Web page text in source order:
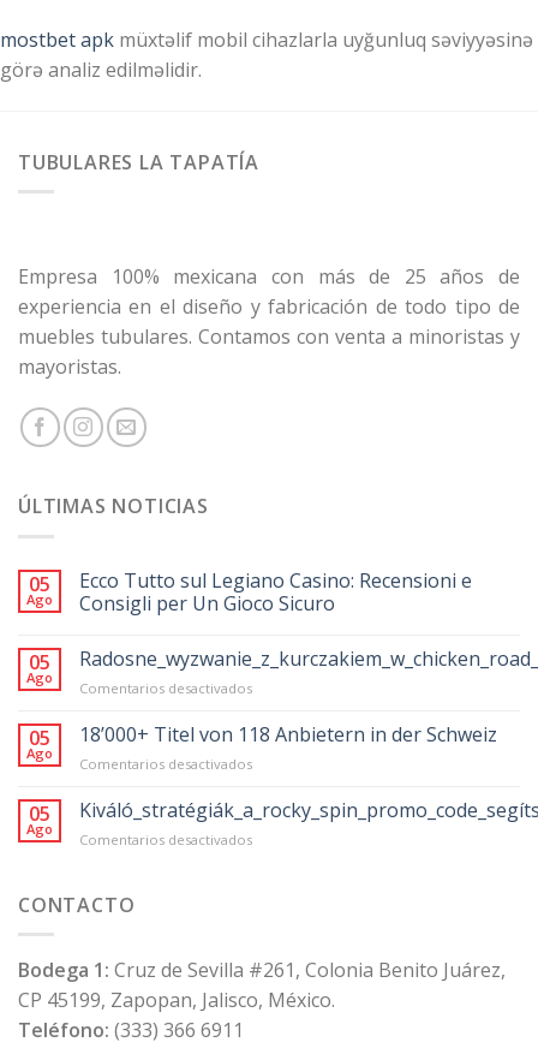
mostbet apk müxtəlif mobil cihazlarla uyğunluq səviyyəsinə
görə analiz edilməlidir.
TUBULARES LA TAPATÍA
Empresa 100% mexicana con más de 25 años de
experiencia en el diseño y fabricación de todo tipo de
muebles tubulares. Contamos con venta a minoristas y
mayoristas.
ÚLTIMAS NOTICIAS
05
Ago
Ecco Tutto sul Legiano Casino: Recensioni e
Consigli per Un Gioco Sicuro
05
Ago
Comentarios desactivadosen
05
Ago
18’000+ Titel von 118 Anbietern in der Schweiz
Comentarios desactivadosen
Titel
von
118
05
Ago
Comentarios desactivadosen
CONTACTO
Bodega 1: Cruz de Sevilla #261, Colonia Benito Juárez,
CP 45199, Zapopan, Jalisco, México.
Teléfono: (333) 366 6911